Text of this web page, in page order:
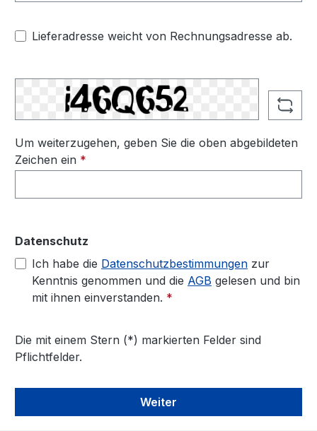
Lieferadresse weicht von Rechnungsadresse ab.
Um weiterzugehen, geben Sie die oben abgebildeten
Zeichen ein *
Datenschutz
Ich habe die Datenschutzbestimmungen zur
Kenntnis genommen und die AGB gelesen und bin
mit ihnen einverstanden. *
Die mit einem Stern (*) markierten Felder sind
Pflichtfelder.
Weiter